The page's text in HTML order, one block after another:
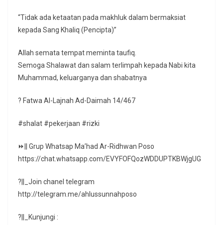
“Tidak ada ketaatan pada makhluk dalam bermaksiat
kepada Sang Khaliq (Pencipta)”
Allah semata tempat meminta taufiq.
Semoga Shalawat dan salam terlimpah kepada Nabi kita
Muhammad, keluarganya dan shabatnya
? Fatwa Al-Lajnah Ad-Daimah 14/467
#shalat #pekerjaan #rizki
⏩|| Grup Whatsap Ma’had Ar-Ridhwan Poso
https://chat.whatsapp.com/EVYFOFQozWDDUPTKBWjgUG
?||_Join chanel telegram
http://telegram.me/ahlussunnahposo
?||_Kunjungi :